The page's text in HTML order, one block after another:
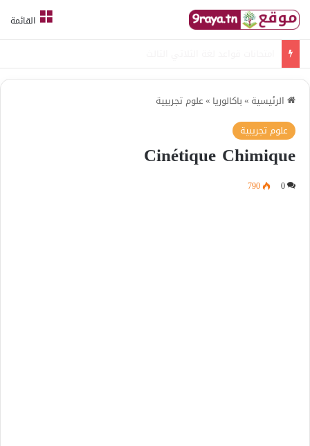
القائمة
الرئيسية »باكالوريا »علوم تجريبية
علوم تجريبية
Cinétique Chimique
0
790